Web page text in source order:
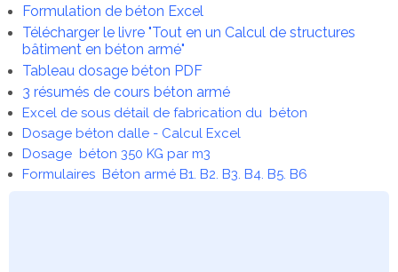
Formulation de béton Excel
Télécharger le livre "Tout en un Calcul de structures
bâtiment en béton armé"
Tableau dosage béton PDF
3 résumés de cours béton armé
Excel de sous détail de fabrication du béton
Dosage béton dalle - Calcul Excel
Dosage béton 350 KG par m3
Formulaires Béton armé B1. B2. B3. B4. B5. B6